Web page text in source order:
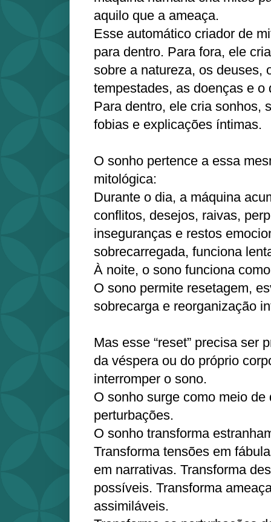
aquilo que a ameaça.
Esse automático criador de
para dentro. Para fora, ele
sobre a natureza, os deuses,
tempestades, as doenças e o
Para dentro, ele cria sonhos,
fobias e explicações íntimas.
O sonho pertence a essa
mitológica:
Durante o dia, a máquina
conflitos, desejos, raivas,
inseguranças e restos
sobrecarregada, funciona
À noite, o sono funciona
O sono permite resetagem,
sobrecarga e reorganização
Mas esse “reset” precisa ser
da véspera ou do próprio
interromper o sono.
O sonho surge como meio de
perturbações.
O sonho transforma
Transforma tensões em
em narrativas. Transforma
possíveis. Transforma
assimiláveis.